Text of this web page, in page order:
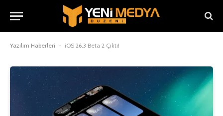
Yazılım Haberleri - iOS 26.3 Beta 2 Çıktı!